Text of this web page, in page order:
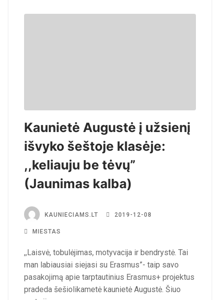
Kaunietė Augustė į užsienį
išvyko šeštoje klasėje:
,,keliauju be tėvų”
(Jaunimas kalba)
KAUNIECIAMS.LT 2019-12-08
MIESTAS
,,Laisvė, tobulėjimas, motyvacija ir bendrystė. Tai
man labiausiai siejasi su Erasmus”- taip savo
pasakojimą apie tarptautinius Erasmus+ projektus
pradeda šešiolikametė kaunietė Augustė. Šiuo